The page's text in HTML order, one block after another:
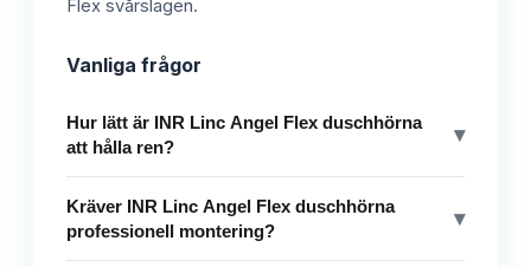
Flex svårslagen.
Vanliga frågor
Hur lätt är INR Linc Angel Flex duschhörna
att hålla ren?
▾
Kräver INR Linc Angel Flex duschhörna
professionell montering?
▾